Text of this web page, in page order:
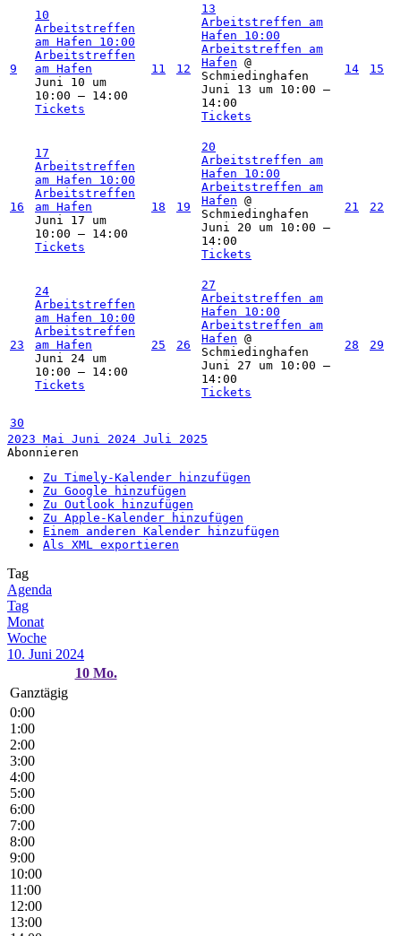
9
10
Arbeitstreffen
am Hafen 10:00
Arbeitstreffen
am Hafen
Juni 10 um
10:00 – 14:00
Tickets
11 12
13
Arbeitstreffen am
Hafen 10:00
Arbeitstreffen am
Hafen @
Schmiedinghafen
Juni 13 um 10:00 –
14:00
Tickets
14 15
16
17
Arbeitstreffen
am Hafen 10:00
Arbeitstreffen
am Hafen
Juni 17 um
10:00 – 14:00
Tickets
18 19
20
Arbeitstreffen am
Hafen 10:00
Arbeitstreffen am
Hafen @
Schmiedinghafen
Juni 20 um 10:00 –
14:00
Tickets
21 22
23
24
Arbeitstreffen
am Hafen 10:00
Arbeitstreffen
am Hafen
Juni 24 um
10:00 – 14:00
Tickets
25 26
27
Arbeitstreffen am
Hafen 10:00
Arbeitstreffen am
Hafen @
Schmiedinghafen
Juni 27 um 10:00 –
14:00
Tickets
28 29
30
2023 Mai Juni 2024 Juli 2025
Abonnieren
Zu Timely-Kalender hinzufügen
Zu Google hinzufügen
Zu Outlook hinzufügen
Zu Apple-Kalender hinzufügen
Einem anderen Kalender hinzufügen
Als XML exportieren
Tag
Agenda
Tag
Monat
Woche
10. Juni 2024
10 Mo.
Ganztägig
0:00
1:00
2:00
3:00
4:00
5:00
6:00
7:00
8:00
9:00
10:00
11:00
12:00
13:00